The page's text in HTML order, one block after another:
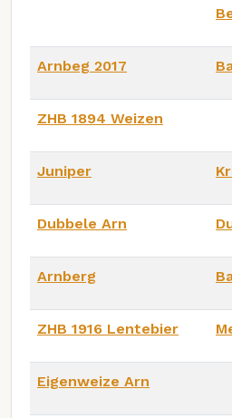
Arnbeg 2017
ZHB 1894 Weizen
Juniper
Dubbele Arn
Arnberg
ZHB 1916 Lentebier
Eigenweize Arn